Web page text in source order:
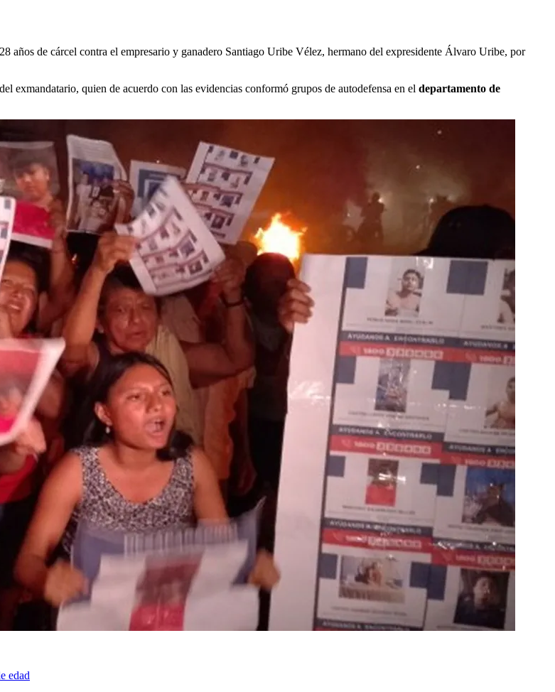
años de cárcel contra el empresario y ganadero Santiago Uribe Vélez, hermano del expresidente Álvaro Uribe, por
exmandatario, quien de acuerdo con las evidencias conformó grupos de autodefensa en el departamento de
edad